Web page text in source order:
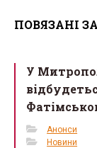
b
o
k
er
ПОВЯЗАНІ
У
Анонси
Новини